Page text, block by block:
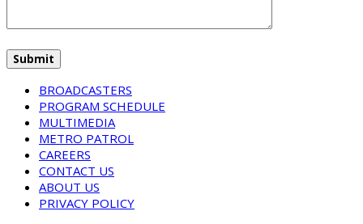
BROADCASTERS
PROGRAM SCHEDULE
MULTIMEDIA
METRO PATROL
CAREERS
CONTACT US
ABOUT US
PRIVACY POLICY